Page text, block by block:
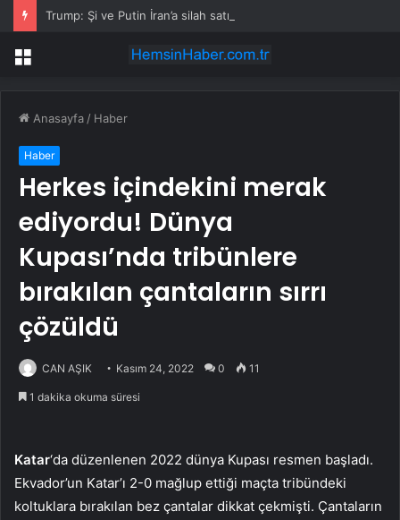
Trump: Şi ve Putin İran’a silah satmayacaklarını söyledi
Menü
Anasayfa / Haber
Haber
Herkes içindekini merak
ediyordu! Dünya
Kupası’nda tribünlere
bırakılan çantaların sırrı
çözüldü
CAN AŞIK Kasım 24, 2022 0 11
1 dakika okuma süresi
Katar‘da düzenlenen 2022 dünya Kupası resmen başladı.
Ekvador’un Katar’ı 2-0 mağlup ettiği maçta tribündeki
koltuklara bırakılan bez çantalar dikkat çekmişti. Çantaların